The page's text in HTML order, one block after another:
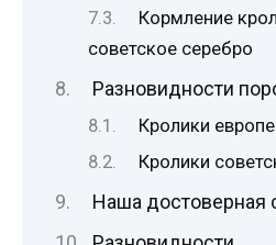
Кормление
советское серебро
Разновидности
Кролики
Кролики
Наша достоверная